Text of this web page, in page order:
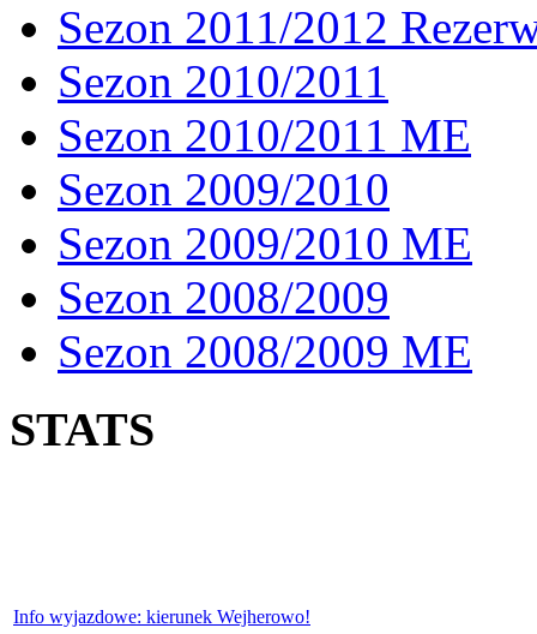
Sezon 2011/2012
Sezon 2010/2011
Sezon 2010/2011 ME
Sezon 2009/2010
Sezon 2009/2010 ME
Sezon 2008/2009
Sezon 2008/2009 ME
STATS
Info wyjazdowe: kierunek Wejherowo!